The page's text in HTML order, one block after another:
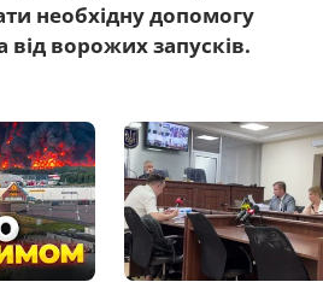
необхідну допомогу
від ворожих запусків.